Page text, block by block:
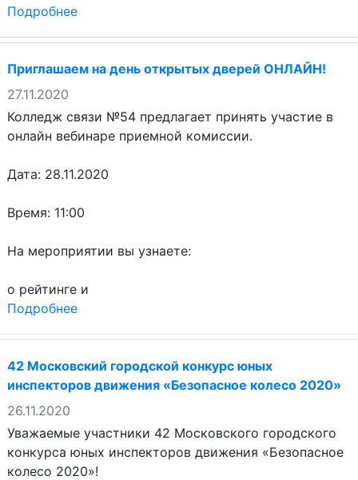
Подробнее
Приглашаем на день открытых дверей ОНЛАЙН!
27.11.2020
Колледж связи №54 предлагает принять участие в
онлайн вебинаре приемной комиссии.
Дата: 28.11.2020
Время: 11:00
На мероприятии вы узнаете:
о рейтинге и
Подробнее
42 Московский городской конкурс юных
инспекторов движения «Безопасное колесо 2020»
26.11.2020
Уважаемые участники 42 Московского городского
конкурса юных инспекторов движения «Безопасное
колесо 2020»!